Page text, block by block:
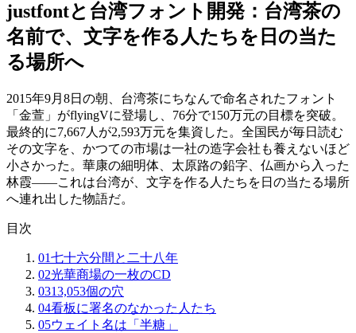
justfontと台湾フォント開発：台湾茶の
名前で、文字を作る人たちを日の当た
る場所へ
2015年9月8日の朝、台湾茶にちなんで命名されたフォント
「金萱」がflyingVに登場し、76分で150万元の目標を突破。
最終的に7,667人が2,593万元を集資した。全国民が毎日読む
その文字を、かつての市場は一社の造字会社も養えないほど
小さかった。華康の細明体、太原路の鉛字、仏画から入った
林霞——これは台湾が、文字を作る人たちを日の当たる場所
へ連れ出した物語だ。
目次
01七十六分間と二十八年
02光華商場の一枚のCD
0313,053個の穴
04看板に署名のなかった人たち
05ウェイト名は「半糖」